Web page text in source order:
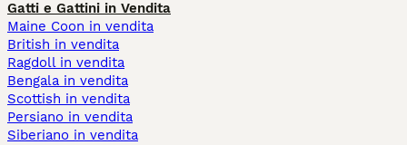
Gatti e Gattini in Vendita
Maine Coon in vendita
British in vendita
Ragdoll in vendita
Bengala in vendita
Scottish in vendita
Persiano in vendita
Siberiano in vendita